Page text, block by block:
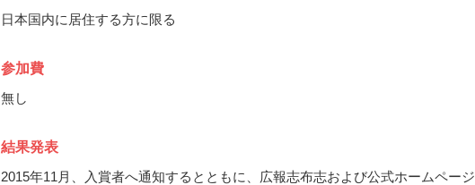
日本国内に居住する方に限る
参加費
無し
結果発表
2015年11月、入賞者へ通知するとともに、広報志布志および公式ホームページ